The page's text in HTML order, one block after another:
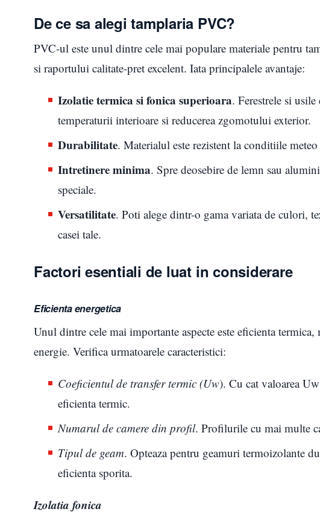
De ce sa alegi tamplaria PVC?
PVC-ul este unul dintre cele mai populare materiale pentru
si raportului calitate-pret excelent. Iata principalele avantaje:
Izolatie termica si fonica superioara. Ferestrele si
temperaturii interioare si reducerea zgomotului exterior.
Durabilitate. Materialul este rezistent la conditiile
Intretinere minima. Spre deosebire de lemn sau
speciale.
Versatilitate. Poti alege dintr-o gama variata de culori,
casei tale.
Factori esentiali de luat in considerare
Eficienta energetica
Unul dintre cele mai importante aspecte este eficienta
energie. Verifica urmatoarele caracteristici:
Coeficientul de transfer termic (Uw). Cu cat valoarea
eficienta termic.
Numarul de camere din profil. Profilurile cu mai multe
Tipul de geam. Opteaza pentru geamuri termoizolante
eficienta sporita.
Izolatia fonica